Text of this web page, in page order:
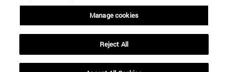
Manage cookies
Reject All